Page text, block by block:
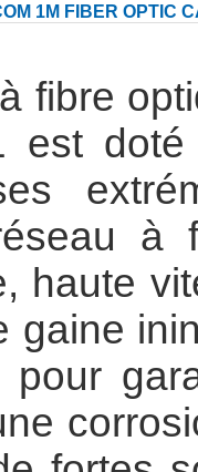
1M FIBER OPTIC
fibre
est
haute
gaine
pour